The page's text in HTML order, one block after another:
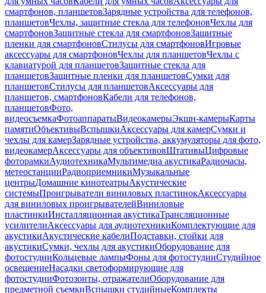
смартфонов, планшетовЗарядные устройства для телефонов,
планшетовЧехлы, защитные стекла для телефоновЧехлы для
смартфоновЗащитные стекла для смартфоновЗащитные
пленки для смартфоновСтилусы для смартфоновИгровые
аксессуары для смартфоновЧехлы для планшетовЧехлы с
клавиатурой для планшетовЗащитные стекла для
планшетовЗащитные пленки для планшетовСумки для
планшетовСтилусы для планшетовАксессуары для
планшетов, смартфоновКабели для телефонов,
планшетовФото,
видеосъемкаФотоаппаратыВидеокамерыЭкшн-камерыКарты
памятиОбъективыВспышкиАксессуары для камерСумки и
чехлы для камерЗарядные устройства, аккумуляторы для фото,
видеокамерАксессуары для объективовШтативыЦифровые
фоторамкиАудиотехникаМультимедиа акустикаРадиочасы,
метеостанцииРадиоприемникиМузыкальные
центрыДомашние кинотеатрыАкустические
системыПроигрыватели виниловых пластинокАксессуары
для виниловых проигрывателейВиниловые
пластинкиИнсталляционная акустикаТрансляционные
усилителиАксессуары для аудиотехникиКомплектующие для
акустикиАкустические кабелиПодставки, стойки для
акустикиСумки, чехлы для акустикиОборудование для
фотостудииКольцевые лампыФоны для фотостудииСтудийное
освещениеНасадки светоформирующие для
фотостудииФотозонты, отражателиОборудование для
предметной съемкиВспышки студийныеКомплекты